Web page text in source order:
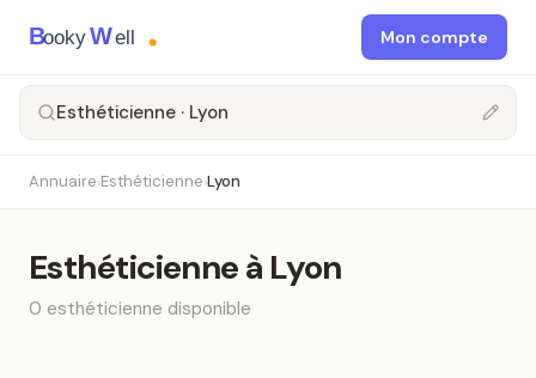
BookyWell Mon compte
Esthéticienne · Lyon
Annuaire›Esthéticienne›Lyon
Esthéticienneà Lyon
0 esthéticienne disponible